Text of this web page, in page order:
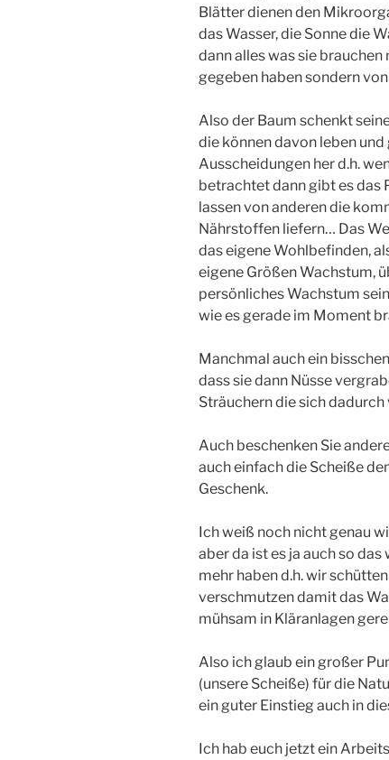
Blätter dienen den
das Wasser, die Sonne die
dann alles was sie
gegeben haben sondern
Also der Baum schenkt
die können davon leben
Ausscheidungen her d.h.
betrachtet dann gibt es das
lassen von anderen die
Nährstoffen liefern… Das
das eigene Wohlbefinden,
eigene Größen Wachstum,
persönliches Wachstum
wie es gerade im Moment
Manchmal auch ein
dass sie dann Nüsse
Sträuchern die sich
Auch beschenken Sie
auch einfach die Scheiße
Geschenk.
Ich weiß noch nicht genau
aber da ist es ja auch so
mehr haben d.h. wir
verschmutzen damit das
mühsam in Kläranlagen
Also ich glaub ein großer
(unsere Scheiße) für die
ein guter Einstieg auch in
Ich hab euch jetzt ein